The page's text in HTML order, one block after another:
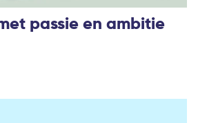
passie en ambitie